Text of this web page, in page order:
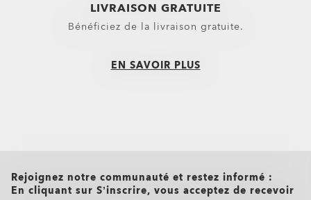
LIVRAISON GRATUITE
Bénéficiez de la livraison gratuite.
EN SAVOIR PLUS
Rejoignez notre communauté et restez informé :
En cliquant sur S’inscrire, vous acceptez de recevoir